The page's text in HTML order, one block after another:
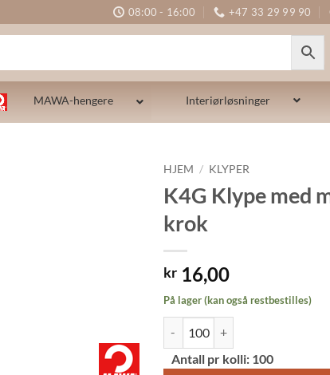
08:00 - 16:00 +47 33 29 99 90
MAWA-hengere Interiørløsninger
HJEM / KLYPER
K4G Klype med
krok
kr 16,00
På lager (kan også restbestilles)
Antall pr kolli: 100
Alternative: